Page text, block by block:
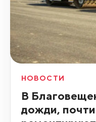
НОВОСТИ
В
дожди,